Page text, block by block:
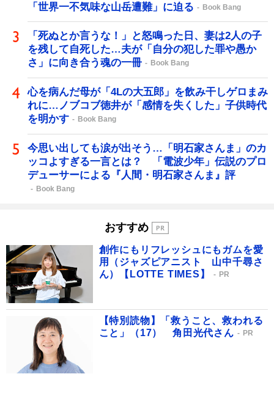
「世界一不気味な山岳遭難」に迫る
Book Bang
「死ぬとか言うな！」と怒鳴った日、妻は2人の子
を残して自死した…夫が「自分の犯した罪や愚か
さ」に向き合う魂の一冊
Book Bang
心を病んだ母が「4Lの大五郎」を飲み干しゲロまみ
れに…ノブコブ徳井が「感情を失くした」子供時代
を明かす
Book Bang
今思い出しても涙が出そう…「明石家さんま」のカ
ッコよすぎる一言とは？ 「電波少年」伝説のプロ
デューサーによる『人間・明石家さんま』評
Book Bang
おすすめ
創作にもリフレッシュにもガムを愛
用（ジャズピアニスト 山中千尋さ
ん）【LOTTE TIMES】
PR
【特別読物】「救うこと、救われる
こと」（17） 角田光代さん
PR